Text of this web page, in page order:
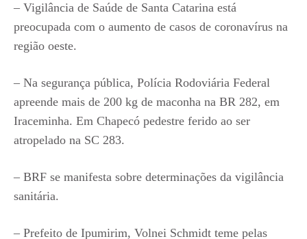
– Vigilância de Saúde de Santa Catarina está
preocupada com o aumento de casos de coronavírus na
região oeste.
– Na segurança pública, Polícia Rodoviária Federal
apreende mais de 200 kg de maconha na BR 282, em
Iraceminha. Em Chapecó pedestre ferido ao ser
atropelado na SC 283.
– BRF se manifesta sobre determinações da vigilância
sanitária.
– Prefeito de Ipumirim, Volnei Schmidt teme pelas